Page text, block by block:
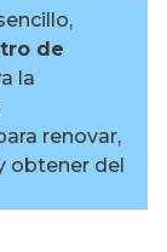
de
la
renovar,
obtener del